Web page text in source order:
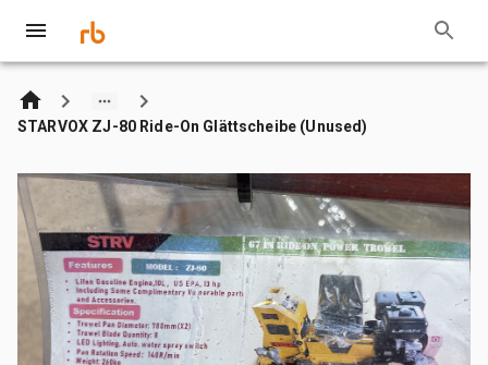
STARVOX ZJ-80 Ride-On Glättscheibe (Unused)